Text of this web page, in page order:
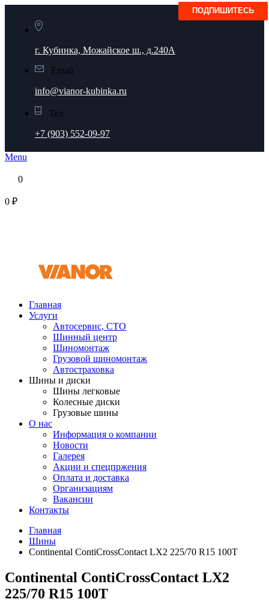
г. Кубинка, Можайское ш., д.240А
Email
info@vianor-kubinka.ru
Тел.
+7 (903) 552-09-97
Menu
0
0 ₽
Главная
Услуги
Автосервис, СТО
Шинный центр
Шиномонтаж
Грузовой шиномонтаж
Автостраховка
Шины и диски
Шины легковые
Колесные диски
Грузовые шины
О нас
Информация о компании
Новости
Галерея
Акции и спецпржения
Оплата и доставка
Организациям
Вакансии
Контакты
Главная
Шины
Continental ContiCrossContact LX2 225/70 R15 100T
Continental ContiCrossContact LX2
225/70 R15 100T